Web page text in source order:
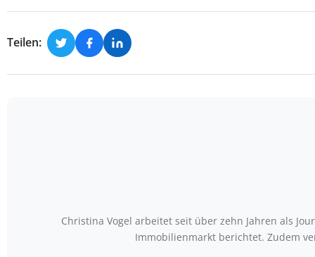
Teilen:
Christina Vogel arbeitet seit über zehn Jahren als
Immobilienmarkt berichtet. Zudem